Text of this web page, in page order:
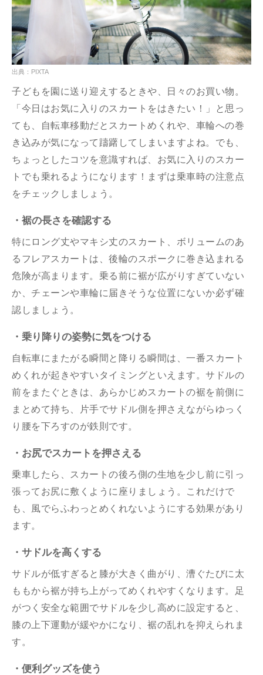
出典：PIXTA
子どもを園に送り迎えするときや、日々のお買い物。
「今日はお気に入りのスカートをはきたい！」と思っ
ても、自転車移動だとスカートめくれや、車輪への巻
き込みが気になって躊躇してしまいますよね。でも、
ちょっとしたコツを意識すれば、お気に入りのスカー
トでも乗れるようになります！まずは乗車時の注意点
をチェックしましょう。
・裾の長さを確認する
特にロング丈やマキシ丈のスカート、ボリュームのあ
るフレアスカートは、後輪のスポークに巻き込まれる
危険が高まります。乗る前に裾が広がりすぎていない
か、チェーンや車輪に届きそうな位置にないか必ず確
認しましょう。
・乗り降りの姿勢に気をつける
自転車にまたがる瞬間と降りる瞬間は、一番スカート
めくれが起きやすいタイミングといえます。サドルの
前をまたぐときは、あらかじめスカートの裾を前側に
まとめて持ち、片手でサドル側を押さえながらゆっく
り腰を下ろすのが鉄則です。
・お尻でスカートを押さえる
乗車したら、スカートの後ろ側の生地を少し前に引っ
張ってお尻に敷くように座りましょう。これだけで
も、風でらふわっとめくれないようにする効果があり
ます。
・サドルを高くする
サドルが低すぎると膝が大きく曲がり、漕ぐたびに太
ももから裾が持ち上がってめくれやすくなります。足
がつく安全な範囲でサドルを少し高めに設定すると、
膝の上下運動が緩やかになり、裾の乱れを抑えられま
す。
・便利グッズを使う